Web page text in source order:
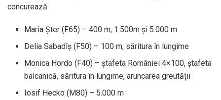
concurează:
Maria Șter (F65) – 400 m, 1.500m și 5.000 m
Delia Sabadîș (F50) – 100 m, săritura în lungime
Monica Hordo (F40) – ștafeta României 4×100, ștafeta
balcanică, săritura în lungime, aruncarea greutății
Iosif Hecko (M80) – 5.000 m